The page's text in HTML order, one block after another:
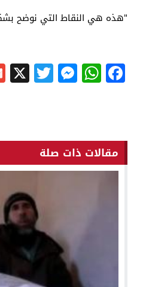
"هذه هي النقاط التي نوضح
Facebook
مقالات ذات صلة